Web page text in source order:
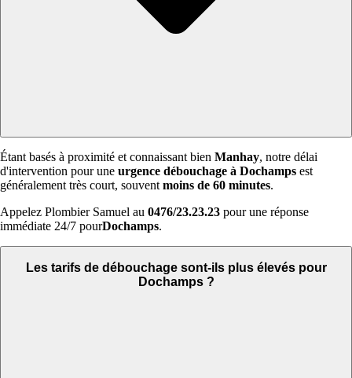
Étant basés à proximité et connaissant bien Manhay, notre délai
d'intervention pour une urgence débouchage à Dochamps est
généralement très court, souvent moins de 60 minutes.
Appelez Plombier Samuel au 0476/23.23.23 pour une réponse
immédiate 24/7 pourDochamps.
Les tarifs de débouchage sont-ils plus élevés pour
Dochamps ?